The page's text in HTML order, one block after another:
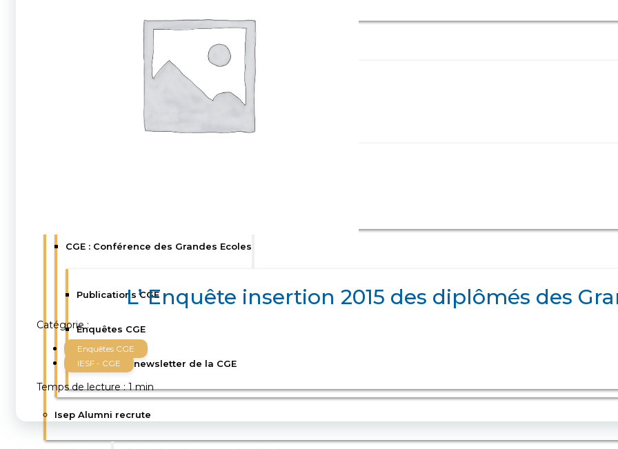
Isep : Ecole d’ingénieurs du numérique
IESF : Ingénieurs et Scientifiques de France
CGE : Conférence des Grandes Ecoles
Publications CGE
Enquêtes CGE
CGE360 : la newsletter de la CGE
Isep Alumni recrute
L’ Enquête insertion 2015 des diplômés des
Catégorie :
Enquêtes CGE
IESF - CGE
Temps de lecture : 1 min